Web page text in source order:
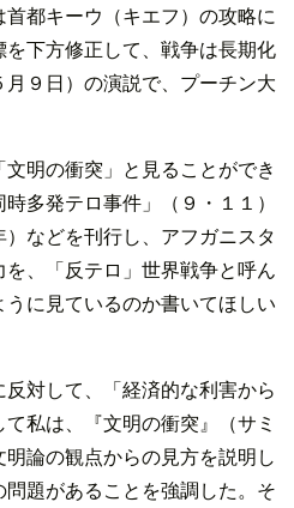
都キーウ（キエフ）の攻略に
下方修正して、戦争は長期化
９日）の演説で、プーチン大
明の衝突」と見ることができ
多発テロ事件」（９・１１）
などを刊行し、アフガニスタ
、「反テロ」世界戦争と呼ん
に見ているのか書いてほしい
対して、「経済的な利害から
私は、『文明の衝突』（サミ
論の観点からの見方を説明し
題があることを強調した。そ